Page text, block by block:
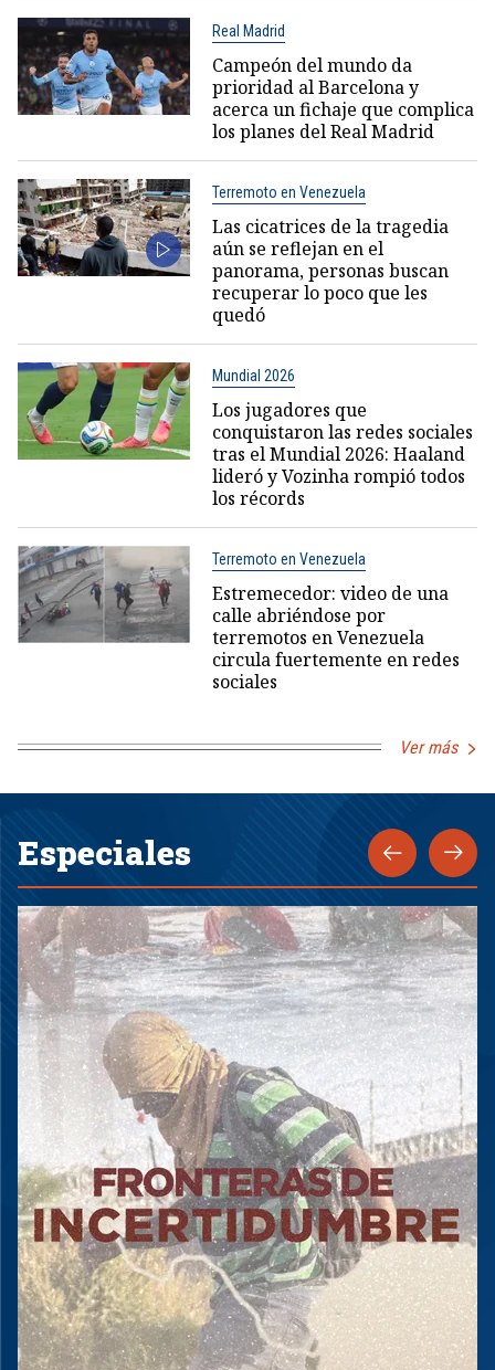
Real Madrid
Campeón del mundo da
prioridad al Barcelona y
acerca un fichaje que complica
los planes del Real Madrid
Terremoto en Venezuela
Las cicatrices de la tragedia
aún se reflejan en el
panorama, personas buscan
recuperar lo poco que les
quedó
Mundial 2026
Los jugadores que
conquistaron las redes sociales
tras el Mundial 2026: Haaland
lideró y Vozinha rompió todos
los récords
Terremoto en Venezuela
Estremecedor: video de una
calle abriéndose por
terremotos en Venezuela
circula fuertemente en redes
sociales
Ver más
Especiales